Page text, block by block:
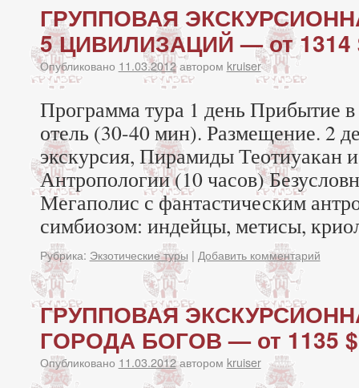
ГРУППОВАЯ
5 ЦИВИЛИЗАЦИЙ — от 1314
Опубликовано 11.03.2012 автором kruiser
Программа тура 1 день Прибытие
отель (30-40 мин). Размещение. 2
экскурсия, Пирамиды Теотиуакан
Антропологии (10 часов)
Мегаполис с фантастическим
симбиозом: индейцы, метисы,
Рубрика: Экзотические туры | Добавить комментарий
ГРУППОВАЯ
ГОРОДА БОГОВ — от 1135 $
Опубликовано 11.03.2012автором kruiser